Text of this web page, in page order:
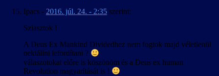
Ipacs - 2016. júl. 24. - 2:35 szerint:
Sziasztok !
A Deus Ex Mankind Dividedhez nem fogtok majd véletlenül
nekiállni lefordítani ?
válaszotokat előre is köszönöm és a Deus ex human
Revolution magyarítását is !